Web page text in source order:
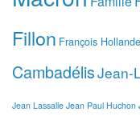
Fillon François Hollande
CambadélisJean-
Jean Lassalle Jean Paul Huchon